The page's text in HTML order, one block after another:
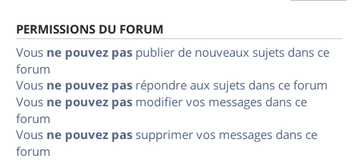
PERMISSIONS DU FORUM
Vous ne pouvez pas publier de nouveaux sujets dans ce
forum
Vous ne pouvez pas répondre aux sujets dans ce forum
Vous ne pouvez pas modifier vos messages dans ce
forum
Vous ne pouvez pas supprimer vos messages dans ce
forum